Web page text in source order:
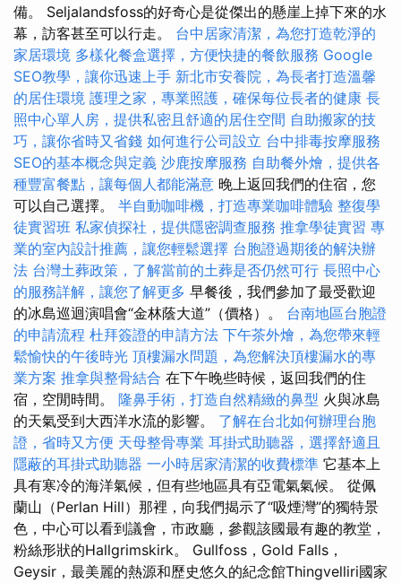
備。 Seljalandsfoss的好奇心是從傑出的懸崖上掉下來的水
幕，訪客甚至可以行走。 台中居家清潔，為您打造乾淨的
家居環境 多樣化餐盒選擇，方便快捷的餐飲服務 Google
SEO教學，讓你迅速上手 新北市安養院，為長者打造溫馨
的居住環境 護理之家，專業照護，確保每位長者的健康 長
照中心單人房，提供私密且舒適的居住空間 自助搬家的技
巧，讓你省時又省錢 如何進行公司設立 台中排毒按摩服務
SEO的基本概念與定義 沙鹿按摩服務 自助餐外燴，提供各
種豐富餐點，讓每個人都能滿意 晚上返回我們的住宿，您
可以自己選擇。 半自動咖啡機，打造專業咖啡體驗 整復學
徒實習班 私家偵探社，提供隱密調查服務 推拿學徒實習 專
業的室內設計推薦，讓您輕鬆選擇 台胞證過期後的解決辦
法 台灣土葬政策，了解當前的土葬是否仍然可行 長照中心
的服務詳解，讓您了解更多 早餐後，我們參加了最受歡迎
的冰島巡迴演唱會“金林蔭大道”（價格）。 台南地區台胞證
的申請流程 杜拜簽證的申請方法 下午茶外燴，為您帶來輕
鬆愉快的午後時光 頂樓漏水問題，為您解決頂樓漏水的專
業方案 推拿與整骨結合 在下午晚些時候，返回我們的住
宿，空閒時間。 隆鼻手術，打造自然精緻的鼻型 火與冰島
的天氣受到大西洋水流的影響。 了解在台北如何辦理台胞
證，省時又方便 天母整骨專業 耳掛式助聽器，選擇舒適且
隱蔽的耳掛式助聽器 一小時居家清潔的收費標準 它基本上
具有寒冷的海洋氣候，但有些地區具有亞電氣氣候。 從佩
蘭山（Perlan Hill）那裡，向我們揭示了“吸煙灣”的獨特景
色，中心可以看到議會，市政廳，參觀該國最有趣的教堂，
粉絲形狀的Hallgrimskirk。 Gullfoss，Gold Falls，
Geysir，最美麗的熱源和歷史悠久的紀念館Thingvelliri國家